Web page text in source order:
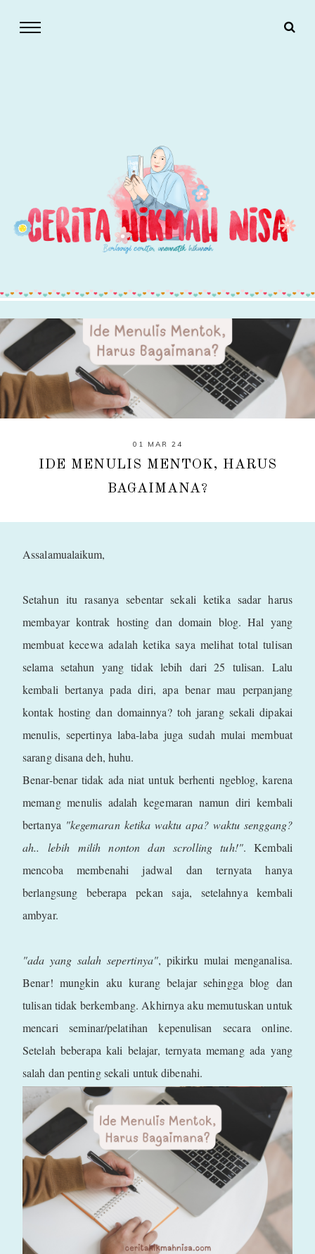
01 MAR 24
IDE MENULIS MENTOK, HARUS
BAGAIMANA?
Assalamualaikum,
Setahun itu rasanya sebentar sekali ketika sadar harus
membayar kontrak hosting dan domain blog. Hal yang
membuat kecewa adalah ketika saya melihat total tulisan
selama setahun yang tidak lebih dari 25 tulisan. Lalu
kembali bertanya pada diri, apa benar mau perpanjang
kontak hosting dan domainnya? toh jarang sekali dipakai
menulis, sepertinya laba-laba juga sudah mulai membuat
sarang disana deh, huhu.
Benar-benar tidak ada niat untuk berhenti ngeblog, karena
memang menulis adalah kegemaran namun diri kembali
bertanya "kegemaran ketika waktu apa? waktu senggang?
ah.. lebih milih nonton dan scrolling tuh!". Kembali
mencoba membenahi jadwal dan ternyata hanya
berlangsung beberapa pekan saja, setelahnya kembali
ambyar.
"ada yang salah sepertinya", pikirku mulai menganalisa.
Benar! mungkin aku kurang belajar sehingga blog dan
tulisan tidak berkembang. Akhirnya aku memutuskan untuk
mencari seminar/pelatihan kepenulisan secara online.
Setelah beberapa kali belajar, ternyata memang ada yang
salah dan penting sekali untuk dibenahi.